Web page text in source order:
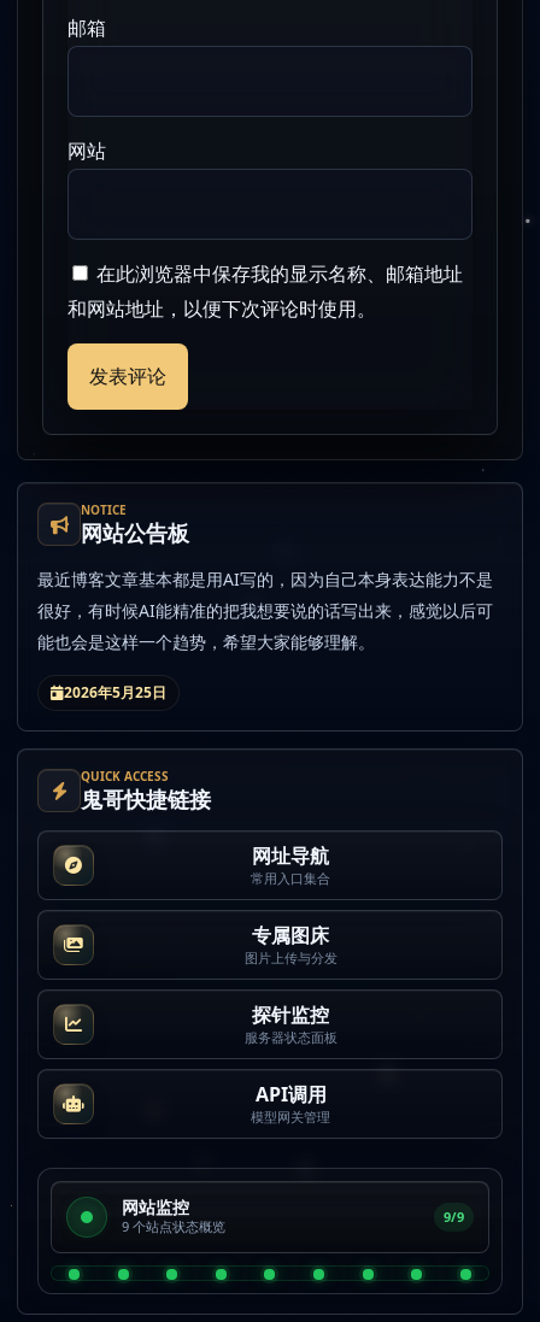
NOTICE
网站公告板
最近博客文章基本都是用AI写的，因为自己本身表达能力不是
很好，有时候AI能精准的把我想要说的话写出来，感觉以后可
能也会是这样一个趋势，希望大家能够理解。
2026年5月25日
QUICK ACCESS
鬼哥快捷链接
网址导航
常用入口集合
专属图床
图片上传与分发
探针监控
服务器状态面板
API调用
模型网关管理
网站监控
9 个站点状态概览
9/9
邮箱
网站
在此浏览器中保存我的显示名称、邮箱地址
和网站地址，以便下次评论时使用。